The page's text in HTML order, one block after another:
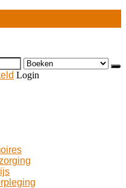
Login